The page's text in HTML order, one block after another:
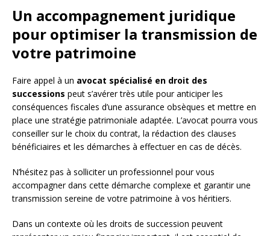
Un accompagnement juridique
pour optimiser la transmission de
votre patrimoine
Faire appel à un avocat spécialisé en droit des
successions peut s’avérer très utile pour anticiper les
conséquences fiscales d’une assurance obsèques et mettre en
place une stratégie patrimoniale adaptée. L’avocat pourra vous
conseiller sur le choix du contrat, la rédaction des clauses
bénéficiaires et les démarches à effectuer en cas de décès.
N’hésitez pas à solliciter un professionnel pour vous
accompagner dans cette démarche complexe et garantir une
transmission sereine de votre patrimoine à vos héritiers.
Dans un contexte où les droits de succession peuvent